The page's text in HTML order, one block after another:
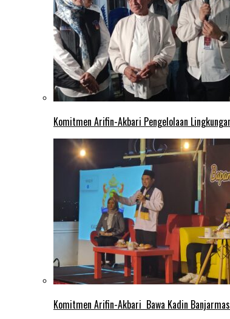
Komitmen Arifin-Akbari Pengelolaan
Komitmen Arifin-Akbari Bawa Kadin